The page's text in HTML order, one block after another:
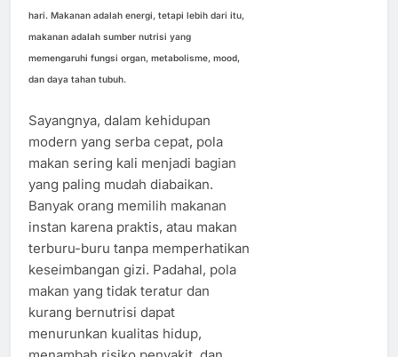
hari. Makanan adalah energi, tetapi lebih dari itu,
makanan adalah sumber nutrisi yang
memengaruhi fungsi organ, metabolisme, mood,
dan daya tahan tubuh.
Sayangnya, dalam kehidupan
modern yang serba cepat, pola
makan sering kali menjadi bagian
yang paling mudah diabaikan.
Banyak orang memilih makanan
instan karena praktis, atau makan
terburu-buru tanpa memperhatikan
keseimbangan gizi. Padahal, pola
makan yang tidak teratur dan
kurang bernutrisi dapat
menurunkan kualitas hidup,